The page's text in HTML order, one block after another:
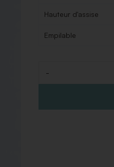
Hauteur d'assise
Empilable
-